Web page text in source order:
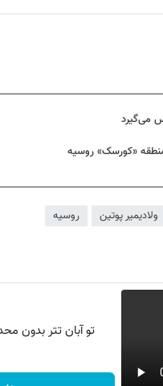
می‌گیرد
منطقه «کورسک» روسیه
ولادیمیر پوتین روسیه
تو آبان تتر بدون